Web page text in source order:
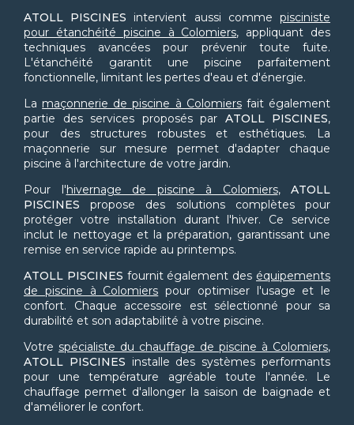
ATOLL PISCINES intervient aussi commepisciniste
pour étanchéité piscine à Colomiers, appliquant des
techniques avancées pour prévenir toute fuite.
L'étanchéité garantit une piscine parfaitement
fonctionnelle, limitant les pertes d'eau et d'énergie.
La maçonnerie de piscine à Colomiersfait également
partie des services proposés par ATOLL PISCINES,
pour des structures robustes et esthétiques. La
maçonnerie sur mesure permet d'adapter chaque
piscine à l'architecture de votre jardin.
Pour l'hivernage de piscine à Colomiers, ATOLL
PISCINES propose des solutions complètes pour
protéger votre installation durant l'hiver. Ce service
inclut le nettoyage et la préparation, garantissant une
remise en service rapide au printemps.
ATOLL PISCINES fournit également des équipements
de piscine à Colomiers pour optimiser l'usage et le
confort. Chaque accessoire est sélectionné pour sa
durabilité et son adaptabilité à votre piscine.
Votre spécialiste du chauffage de piscine à Colomiers,
ATOLL PISCINES installe des systèmes performants
pour une température agréable toute l'année. Le
chauffage permet d'allonger la saison de baignade et
d'améliorer le confort.